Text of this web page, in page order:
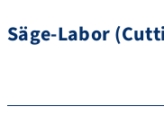
Säge-Labor